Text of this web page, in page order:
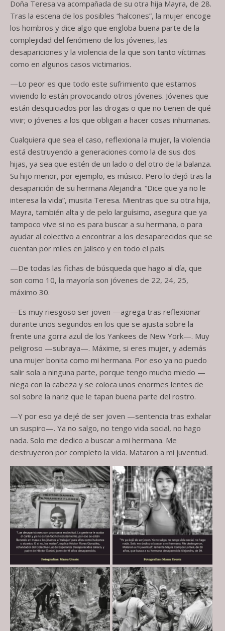
Doña Teresa va acompañada de su otra hija Mayra, de 28.
Tras la escena de los posibles “halcones”, la mujer encoge
los hombros y dice algo que engloba buena parte de la
complejidad del fenómeno de los jóvenes, las
desapariciones y la violencia de la que son tanto víctimas
como en algunos casos victimarios.
—Lo peor es que todo este sufrimiento que estamos
viviendo lo están provocando otros jóvenes. Jóvenes que
están desquiciados por las drogas o que no tienen de qué
vivir; o jóvenes a los que obligan a hacer cosas inhumanas.
Cualquiera que sea el caso, reflexiona la mujer, la violencia
está destruyendo a generaciones como la de sus dos
hijas, ya sea que estén de un lado o del otro de la balanza.
Su hijo menor, por ejemplo, es músico. Pero lo dejó tras la
desaparición de su hermana Alejandra. “Dice que ya no le
interesa la vida”, musita Teresa. Mientras que su otra hija,
Mayra, también alta y de pelo larguísimo, asegura que ya
tampoco vive si no es para buscar a su hermana, o para
ayudar al colectivo a encontrar a los desaparecidos que se
cuentan por miles en Jalisco y en todo el país.
—De todas las fichas de búsqueda que hago al día, que
son como 10, la mayoría son jóvenes de 22, 24, 25,
máximo 30.
—Es muy riesgoso ser joven —agrega tras reflexionar
durante unos segundos en los que se ajusta sobre la
frente una gorra azul de los Yankees de New York—. Muy
peligroso —subraya—. Máxime, si eres mujer, y además
una mujer bonita como mi hermana. Por eso ya no puedo
salir sola a ninguna parte, porque tengo mucho miedo —
niega con la cabeza y se coloca unos enormes lentes de
sol sobre la nariz que le tapan buena parte del rostro.
—Y por eso ya dejé de ser joven —sentencia tras exhalar
un suspiro—. Ya no salgo, no tengo vida social, no hago
nada. Solo me dedico a buscar a mi hermana. Me
destruyeron por completo la vida. Mataron a mi juventud.